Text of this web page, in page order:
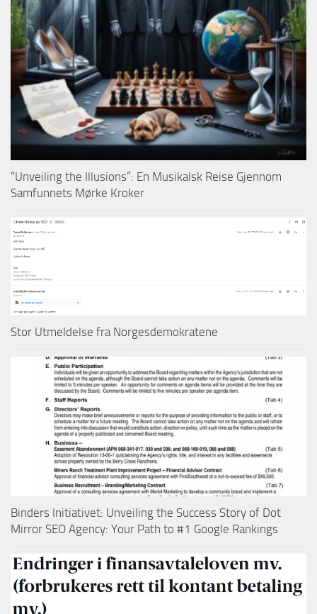
“Unveiling the Illusions”: En Musikalsk Reise Gjennom
Samfunnets Mørke Kroker
Stor Utmeldelse fra Norgesdemokratene
Binders Initiativet: Unveiling the Success Story of Dot
Mirror SEO Agency: Your Path to #1 Google Rankings